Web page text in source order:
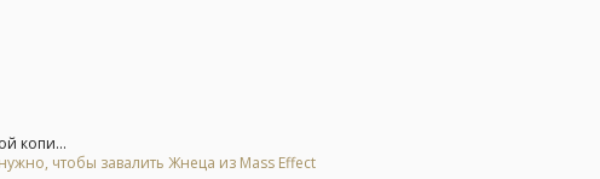
копи...
чтобы завалить Жнеца из Mass Effect